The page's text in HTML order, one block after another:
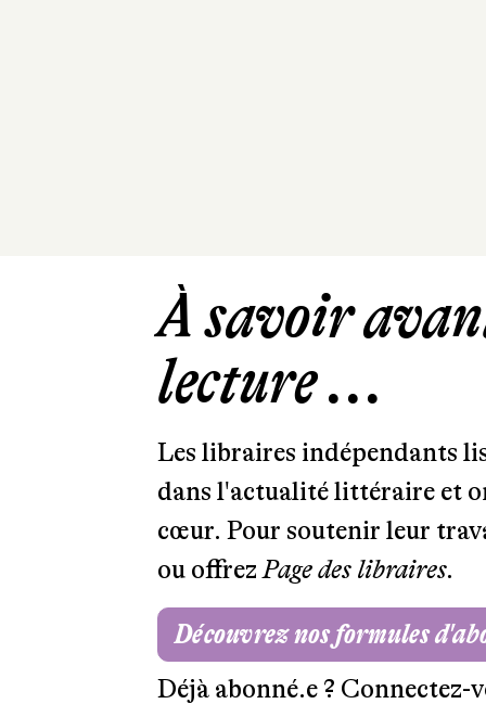
À savoir
lecture ...
Les libraires indépendants
dans l'actualité littéraire et
cœur. Pour soutenir leur
ou offrezPage des libraires.
Découvrez nos formules
Déjà abonné.e ? Connectez-